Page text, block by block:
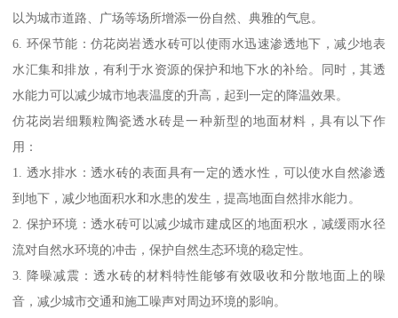
以为城市道路、广场等场所增添一份自然、典雅的气息。
6. 环保节能：仿花岗岩透水砖可以使雨水迅速渗透地下，减少地表
水汇集和排放，有利于水资源的保护和地下水的补给。同时，其透
水能力可以减少城市地表温度的升高，起到一定的降温效果。
仿花岗岩细颗粒陶瓷透水砖是一种新型的地面材料，具有以下作
用：
1. 透水排水：透水砖的表面具有一定的透水性，可以使水自然渗透
到地下，减少地面积水和水患的发生，提高地面自然排水能力。
2. 保护环境：透水砖可以减少城市建成区的地面积水，减缓雨水径
流对自然水环境的冲击，保护自然生态环境的稳定性。
3. 降噪减震：透水砖的材料特性能够有效吸收和分散地面上的噪
音，减少城市交通和施工噪声对周边环境的影响。